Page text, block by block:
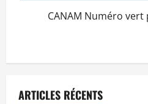
CANAM Numéro
ARTICLES RÉCENTS